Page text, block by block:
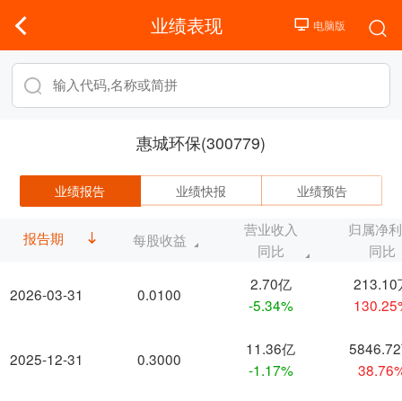
业绩表现
惠城环保(300779)
业绩报告 业绩快报 业绩预告
报告期
2026-03-31
2025-12-31
每股收益
营业收入
同比
归属净
同比
0.0100
2.70亿
-5.34%
213.10
0.3000
11.36亿
-1.17%